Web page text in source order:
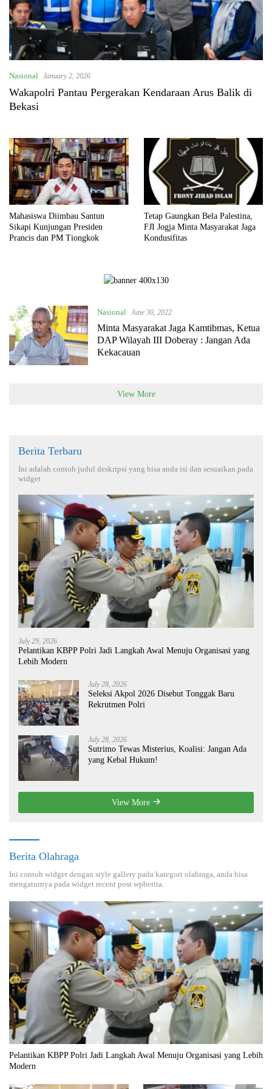
Nasional January 2, 2026
Wakapolri Pantau Pergerakan Kendaraan Arus Balik di
Bekasi
Mahasiswa Diimbau Santun
Sikapi Kunjungan Presiden
Prancis dan PM Tiongkok
Tetap Gaungkan Bela Palestina,
FJI Jogja Minta Masyarakat Jaga
Kondusifitas
Nasional June 30, 2022
Minta Masyarakat Jaga Kamtibmas, Ketua
DAP Wilayah III Doberay : Jangan Ada
Kekacauan
View More
Berita Terbaru
Ini adalah contoh judul deskripsi yang bisa anda isi dan sesuaikan pada
widget
July 29, 2026
Pelantikan KBPP Polri Jadi Langkah Awal Menuju Organisasi yang
Lebih Modern
July 28, 2026
Seleksi Akpol 2026 Disebut Tonggak Baru
Rekrutmen Polri
July 28, 2026
Sutrimo Tewas Misterius, Koalisi: Jangan Ada
yang Kebal Hukum!
View More
Berita Olahraga
Ini contoh widget dengan style gallery pada kategori olahraga, anda bisa
mengaturnya pada widget recent post wpberita.
Pelantikan KBPP Polri Jadi Langkah Awal Menuju Organisasi yang Lebih
Modern